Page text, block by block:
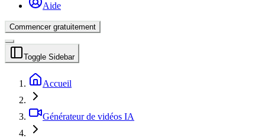
Aide
Commencer gratuitement
Toggle Sidebar
Accueil
Générateur de vidéos IA